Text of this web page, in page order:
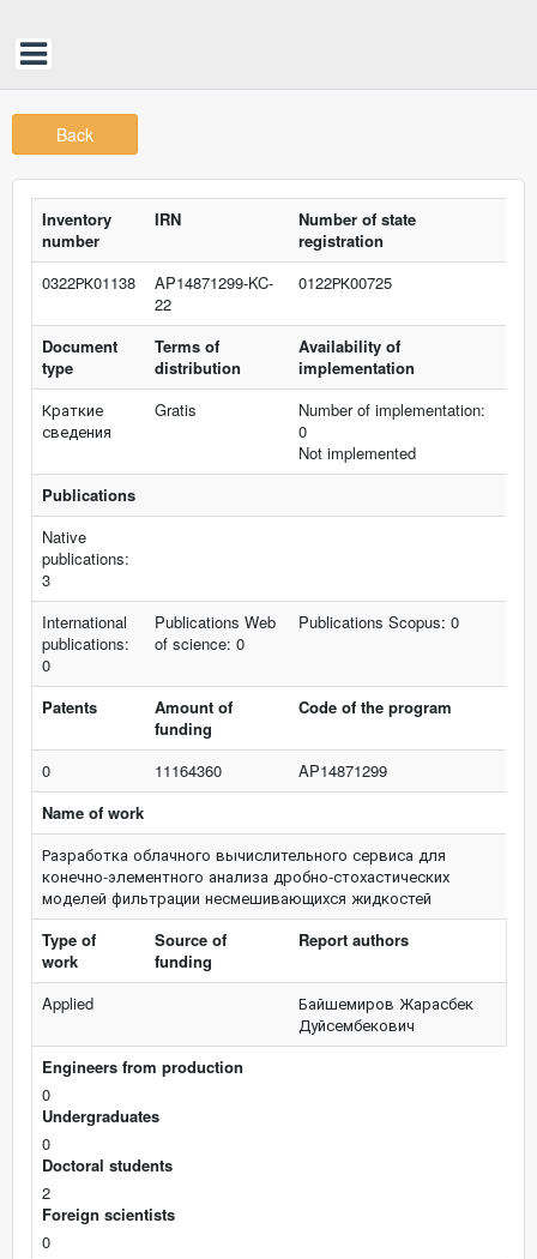
Back
Inventory
number
IRN
Number of state
registration
0322РК01138
AP14871299-KC-
22
0122РК00725
Document
type
Terms of
distribution
Availability of
implementation
Краткие
сведения
Gratis
Number of implementation:
0
Not implemented
Publications
Native
publications:
3
International
publications:
0
Publications Web
of science: 0
Publications Scopus: 0
Patents
Amount of
funding
Code of the program
0 11164360
AP14871299
Name of work
Разработка облачного вычислительного сервиса для
конечно-элементного анализа дробно-стохастических
моделей фильтрации несмешивающихся жидкостей
Type of
work
Source of
funding
Report authors
Applied
Байшемиров Жарасбек
Дуйсембекович
Engineers from production
0
Undergraduates
0
Doctoral students
2
Foreign scientists
0